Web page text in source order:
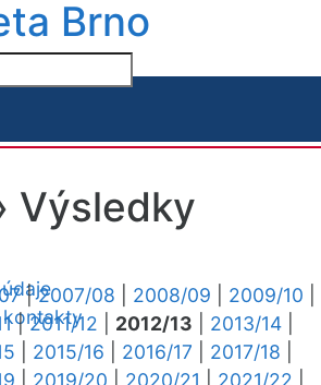
Brno
kontakty
Výsledky
|2007/08 2008/09 2009/10
|2011/12 2012/13 2013/14
2015/16 2016/17 2017/18
2019/20 2020/21 2021/22